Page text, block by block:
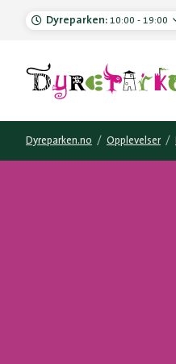
Dyreparken: 10:00 - 19:00
Dyreparken.no / Opplevelser /